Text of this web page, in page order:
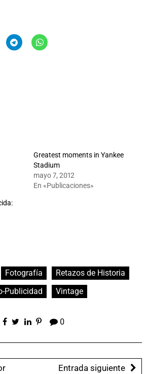
Greatest moments in Yankee
Stadium
mayo 7, 2012
En «Publicaciones»
Fotografía
Retazos de Historia
Publicidad
Vintage
0
Entrada siguiente